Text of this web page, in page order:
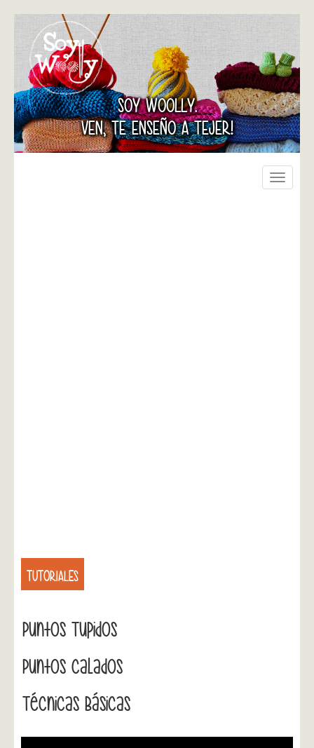
SOY WOOLLY.
VEN, TE ENSEÑO A TEJER!
Toggle
TUTORIALES
Puntos Tupidos
Puntos Calados
Técnicas Básicas